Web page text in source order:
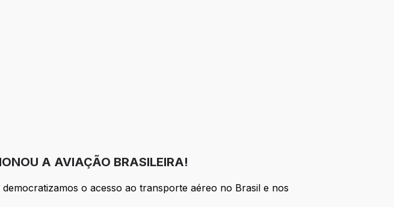
A AVIAÇÃO BRASILEIRA!
o acesso ao transporte aéreo no Brasil e nos